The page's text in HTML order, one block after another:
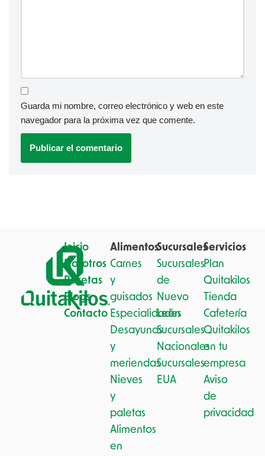
Guarda mi nombre, correo electrónico y web en este
navegador para la próxima vez que comente.
Inicio
Nosotros
Recetas
Blogs
Contacto
Alimentos
Carnes
y
guisados
Especialidades
Desayunos
y
meriendas
Nieves
y
paletas
Alimentos
en
Sucursales
Sucursales
de
Nuevo
León
Sucursales
Nacionales
Sucursales
EUA
Servicios
Plan
Quitakilos
Tienda
Cafetería
Quitakilos
en tu
empresa
Aviso
de
privacidad